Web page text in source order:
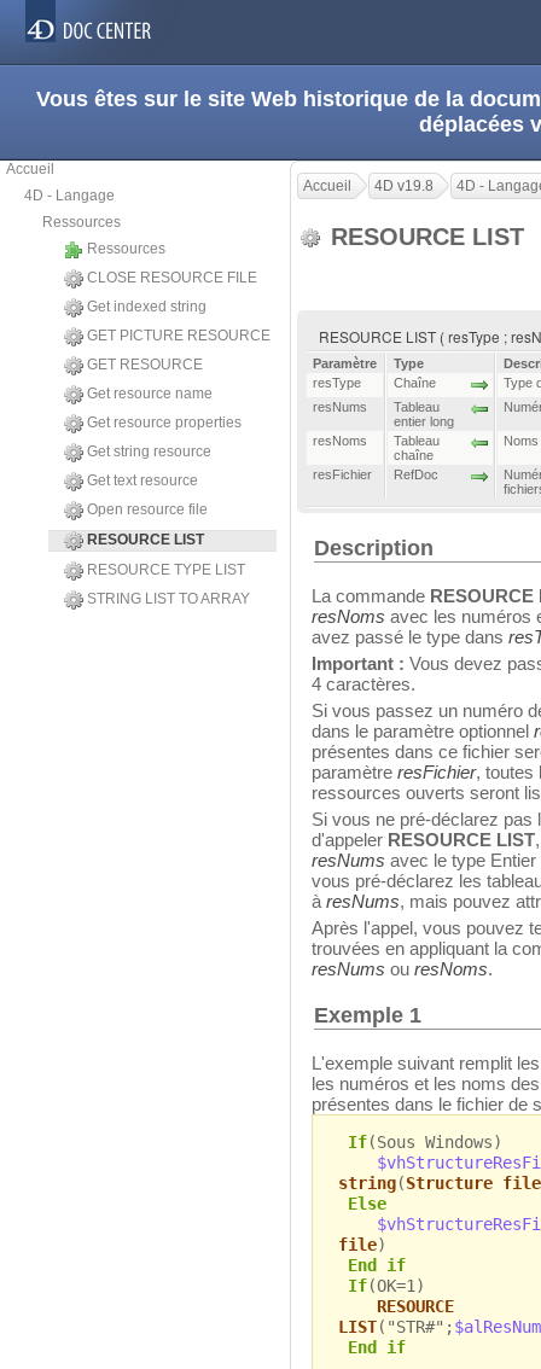
Vous êtes sur le site Web historique de la
déplacées
Accueil
4D - Langage
Ressources
Ressources
CLOSE RESOURCE FILE
Get indexed string
GET PICTURE RESOURCE
GET RESOURCE
Get resource name
Get resource properties
Get string resource
Get text resource
Open resource file
RESOURCE LIST
RESOURCE TYPE LIST
STRING LIST TO ARRAY
Accueil 4D v19.8 4D -
RESOURCE LIST
RESOURCE LIST ( resType ;
Paramètre Type
resType
Chaîne
Type
resNums
Tableau
entier long
resNoms
Tableau
chaîne
resFichier RefDoc
Description
La commande
resNoms avec les numéros
avez passé le type dans
Important : Vous devez
4 caractères.
Si vous passez un numéro
dans le paramètre optionnel
présentes dans ce fichier
paramètre resFichier, toutes
ressources ouverts seront
Si vous ne pré-déclarez pas
d'appeler RESOURCE LIST
resNums avec le type
vous pré-déclarez les
àresNums, mais pouvez
Après l'appel, vous pouvez
trouvées en appliquant la
resNums ou resNoms.
Exemple 1
L'exemple suivant remplit
les numéros et les noms
présentes dans le fichier de
If(Sous Windows)
string(Structure file
Else
file)
End if
If(OK=1)
RESOURCE
LIST("STR#";$alResNum
End if